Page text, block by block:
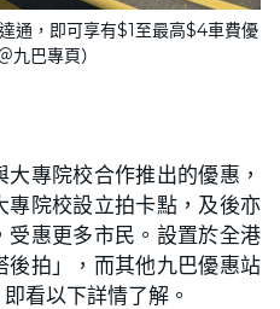
通，即可享有$1至最高$4車費優
九巴專頁）
大專院校合作推出的優惠，
院校設立拍卡點，及後亦
惠更多市民。設置於全港
後拍」，而其他九巴優惠站
看以下詳情了解。